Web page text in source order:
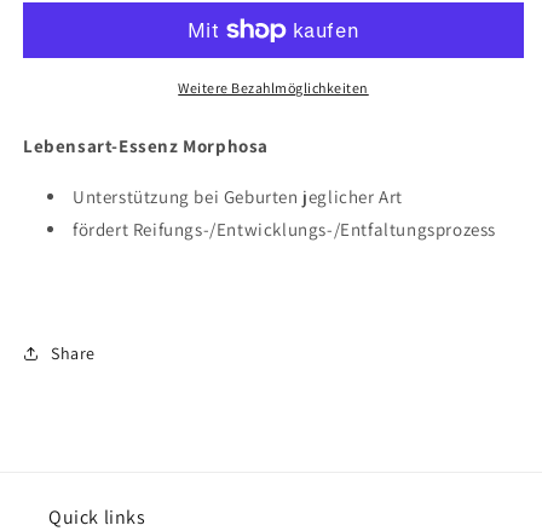
10ml
Morphosa
10ml
Weitere Bezahlmöglichkeiten
Lebensart-Essenz Morphosa
Unterstützung bei Geburten jeglicher Art
fördert Reifungs-/Entwicklungs-/Entfaltungsprozess
Share
Quick links